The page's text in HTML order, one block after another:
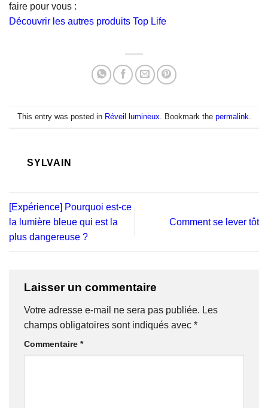
faire pour vous :
Découvrir les autres produits Top Life
This entry was posted in Réveil lumineux. Bookmark the permalink.
SYLVAIN
[Expérience] Pourquoi est-ce
la lumière bleue qui est la
plus dangereuse ?
Comment se lever tôt
Laisser un commentaire
Votre adresse e-mail ne sera pas publiée. Les
champs obligatoires sont indiqués avec *
Commentaire *